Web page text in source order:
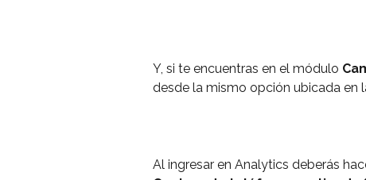
Y, si te encuentras en el módulo
desde la mismo opción ubicada en
Al ingresar en Analytics deberás